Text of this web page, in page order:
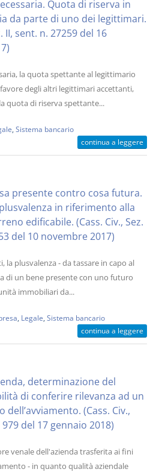
Quota di riserva in
da parte di uno dei legittimari.
II, sent. n. 27259 del 16
la quota spettante al legittimario
degli altri legittimari accettanti,
quota di riserva spettante...
Sistema bancario
continua a leggere
presente contro cosa futura.
in riferimento alla
edificabile. (Cass. Civ., Sez.
del 10 novembre 2017)
la plusvalenza - da tassare in capo al
di un bene presente con uno futuro
immobiliari da...
Legale Sistema bancario
continua a leggere
determinazione del
di conferire rilevanza ad un
dell’avviamento. (Cass. Civ.,
979 del 17 gennaio 2018)
venale dell'azienda trasferita ai fini
- in quanto qualità aziendale